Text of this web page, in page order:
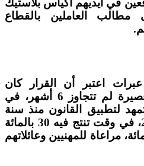
في أيديهم أكياس بلاستيك
مطالب العاملين بالقطاع
اعتبر أن القرار كان
مفاجئا وفي مدة زمنية قصيرة لم تتجاوز 6 أشهر، في
لتطبيق القانون منذ سنة
2000 وإلى غاية عام 2020، في وقت تنتج فيه 30 بالمائة
وتستورد 70 بالمائة، مراعاة للمهنيين وعائلاتهم